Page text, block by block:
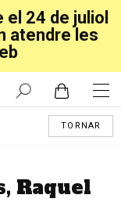
24 de juliol
atendre les
TORNAR
Raquel